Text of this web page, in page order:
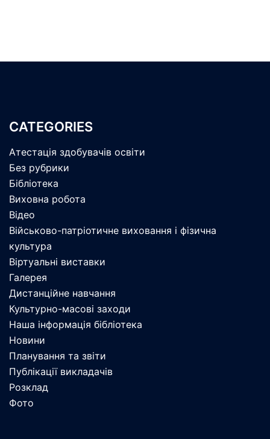
CATEGORIES
Атестація здобувачів освіти
Без рубрики
Бібліотека
Виховна робота
Відео
Військово-патріотичне виховання і фізична
культура
Віртуальні виставки
Галерея
Дистанційне навчання
Культурно-масові заходи
Наша інформація бібліотека
Новини
Планування та звіти
Публікації викладачів
Розклад
Фото